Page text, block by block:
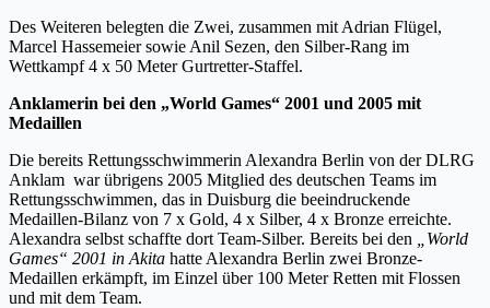
Des Weiteren belegten die Zwei, zusammen mit Adrian Flügel,
Marcel Hassemeier sowie Anil Sezen, den Silber-Rang im
Wettkampf 4 x 50 Meter Gurtretter-Staffel.
Anklamerin bei den „World Games“ 2001 und 2005 mit
Medaillen
Die bereits Rettungsschwimmerin Alexandra Berlin von der DLRG
Anklam war übrigens 2005 Mitglied des deutschen Teams im
Rettungsschwimmen, das in Duisburg die beeindruckende
Medaillen-Bilanz von 7 x Gold, 4 x Silber, 4 x Bronze erreichte.
Alexandra selbst schaffte dort Team-Silber. Bereits bei den
„World
Games“ 2001 in Akita hatte Alexandra Berlin zwei Bronze-
Medaillen erkämpft, im Einzel über 100 Meter Retten mit Flossen
und mit dem Team.